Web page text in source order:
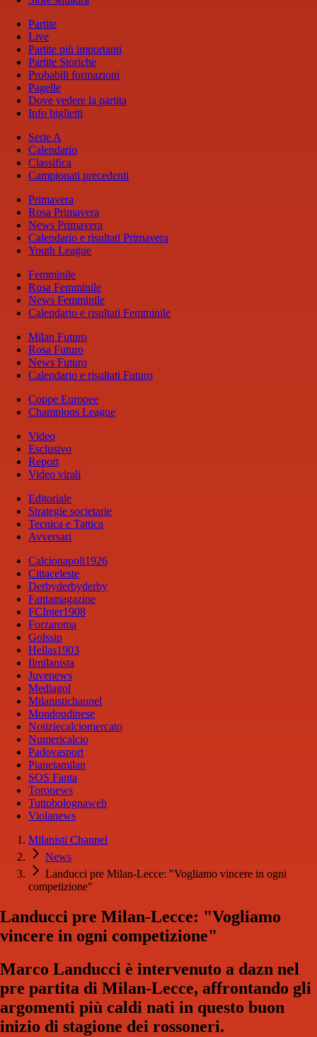
Partite
Live
Partite più importanti
Partite Storiche
Probabili formazioni
Pagelle
Dove vedere la partita
Info biglietti
Serie A
Calendario
Classifica
Campionati precedenti
Primavera
Rosa Primavera
News Primavera
Calendario e risultati Primavera
Youth League
Femminile
Rosa Femminile
News Femminile
Calendario e risultati Femminile
Milan Futuro
Rosa Futuro
News Futuro
Calendario e risultati Futuro
Coppe Europee
Champions League
Video
Esclusivo
Report
Video virali
Editoriale
Strategie societarie
Tecnica e Tattica
Avversari
Calcionapoli1926
Cittaceleste
Derbyderbyderby
Fantamagazine
FCInter1908
Forzaroma
Golssip
Hellas1903
Ilmilanista
Juvenews
Mediagol
Milanistichannel
Mondoudinese
Notiziecalciomercato
Numericalcio
Padovasport
Pianetamilan
SOS Fanta
Toronews
Tuttobolognaweb
Violanews
Milanisti Channel
News
Landucci pre Milan-Lecce: "Vogliamo vincere in ogni
competizione"
Landucci pre Milan-Lecce: "Vogliamo
vincere in ogni competizione"
Marco Landucci è intervenuto a dazn nel
pre partita di Milan-Lecce, affrontando gli
argomenti più caldi nati in questo buon
inizio di stagione dei rossoneri.